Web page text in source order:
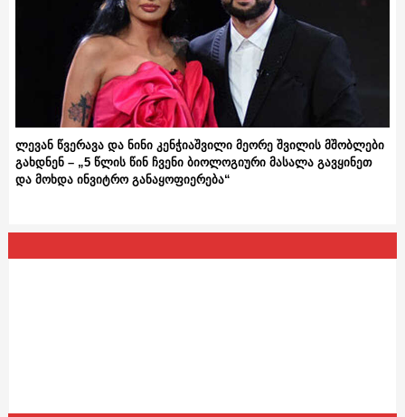
ლევან წვერავა და ნინი კენჭიაშვილი მეორე შვილის მშობლები
გახდნენ – „5 წლის წინ ჩვენი ბიოლოგიური მასალა გავყინეთ
და მოხდა ინვიტრო განაყოფიერება“